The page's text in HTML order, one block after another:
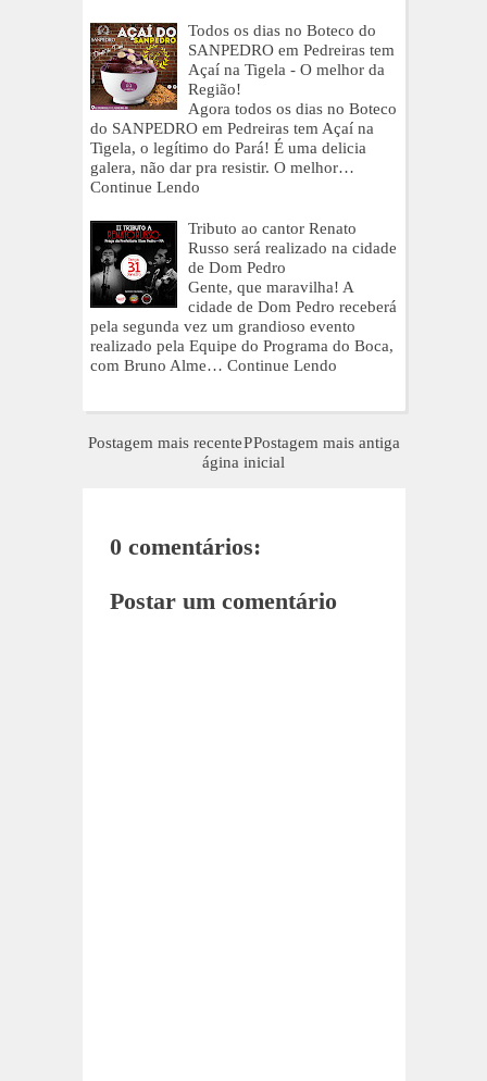
Todos os dias no Boteco do
SANPEDRO em Pedreiras tem
Açaí na Tigela - O melhor da
Região!
Agora todos os dias no Boteco
do SANPEDRO em Pedreiras tem Açaí na
Tigela, o legítimo do Pará! É uma delicia
galera, não dar pra resistir. O melhor…
Continue Lendo
Tributo ao cantor Renato
Russo será realizado na cidade
de Dom Pedro
Gente, que maravilha! A
cidade de Dom Pedro receberá
pela segunda vez um grandioso evento
realizado pela Equipe do Programa do Boca,
com Bruno Alme… Continue Lendo
Postagem mais recente Postagem mais antiga
P
ágina inicial
0 comentários:
Postar um comentário